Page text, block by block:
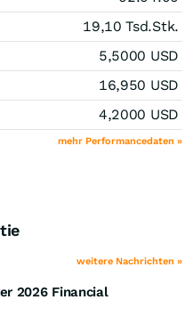
19,10 Tsd.Stk.
5,5000 USD
16,950 USD
4,2000 USD
mehr Performancedaten »
weitere Nachrichten »
2026 Financial